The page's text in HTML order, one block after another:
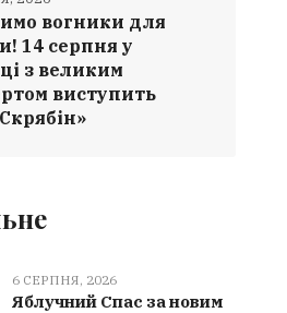
вогники для
14 серпня у
з великим
виступить
6 СЕРПНЯ, 2026
Яблучний Спас за новим